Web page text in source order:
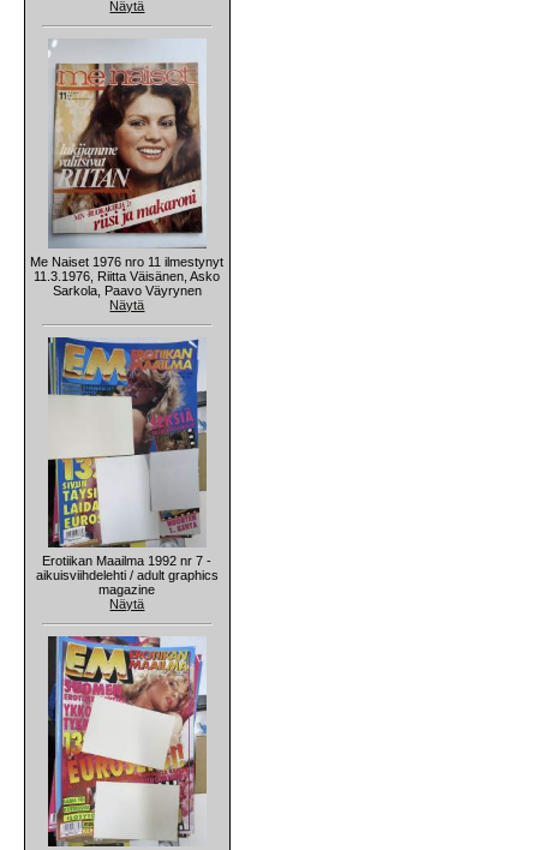
Näytä
Me Naiset 1976 nro 11 ilmestynyt
11.3.1976, Riitta Väisänen, Asko
Sarkola, Paavo Väyrynen
Näytä
Erotiikan Maailma 1992 nr 7 -
aikuisviihdelehti / adult graphics
magazine
Näytä